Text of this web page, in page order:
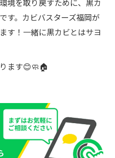
境を取り戻すために、黒カ
す。カビバスターズ福岡が
す！一緒に黒カビとはサヨ
ます😊🧼🏠